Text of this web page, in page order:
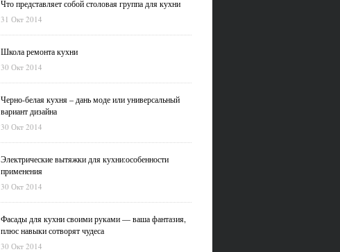
Что представляет собой столовая группа для кухни
31 Окт 2014
Школа ремонта кухни
30 Окт 2014
Черно-белая кухня – дань моде или универсальный
вариант дизайна
30 Окт 2014
Электрические вытяжки для кухни:особенности
применения
30 Окт 2014
Фасады для кухни своими руками — ваша фантазия,
плюс навыки сотворят чудеса
30 Окт 2014